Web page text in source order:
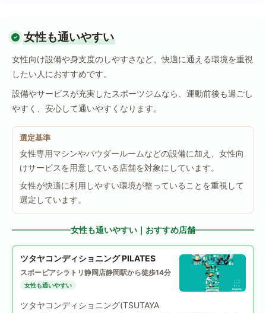
女性も通いやすい
女性向け設備や身支度のしやすさなど、快適に通える環境を重視
したい人におすすめです。
設備やサービスが充実したスポーツジムなら、運動前後も過ごし
やすく、安心して通いやすくなります。
選定基準
女性専用マシンやパウダールームなどの設備に加え、女性向
けサービスを用意している店舗を対象にしています。
女性が快適に利用しやすい環境が整っていることを重視して
選定しています。
女性も通いやすい｜おすすめ店舗
ツタヤコンディショニング PILATES
スポーピアシラトリ静岡店静岡駅から徒歩14分
女性も通いやすい
ツタヤコンディショニング(TSUTAYA